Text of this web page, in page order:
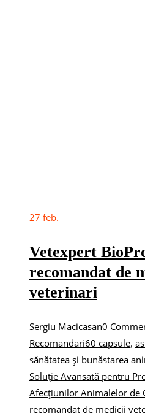
27 feb.
Vetexpert
recomandat de
veterinari
Sergiu Macicasan0
Recomandari60 capsule,
sănătatea și bunăstarea
Soluție Avansată pentru
Afecțiunilor Animalelor de
recomandat de medicii